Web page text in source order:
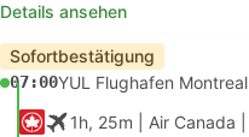
Details ansehen
Sofortbestätigung
07:00YUL Flughafen Montreal
1h, 25m | Air Canada